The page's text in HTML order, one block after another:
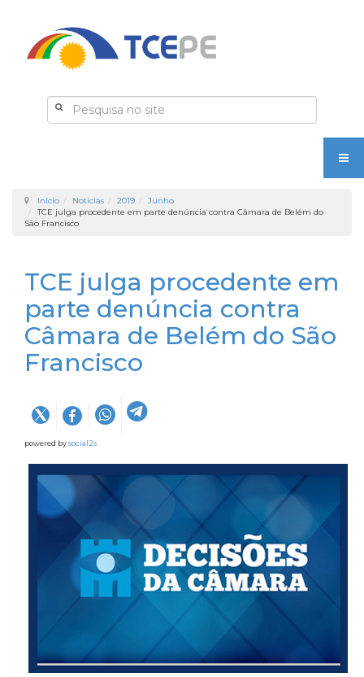
Início Notícias 2019
Junho
TCE julga procedente em parte denúncia contra Câmara de Belém do
São Francisco
TCE julga procedente em
parte denúncia contra
Câmara de Belém do São
Francisco
powered bysocial2s